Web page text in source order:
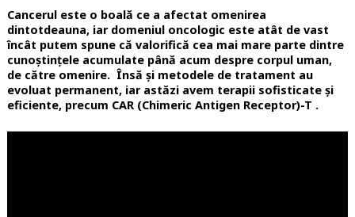
Cancerul este o boală ce a afectat omenirea
dintotdeauna, iar domeniul oncologic este atât de vast
încât putem spune că valorifică cea mai mare parte dintre
cunoștințele acumulate până acum despre corpul uman,
de către omenire. Însă și metodele de tratament au
evoluat permanent, iar astăzi avem terapii sofisticate și
eficiente, precum CAR (Chimeric Antigen Receptor)-T .